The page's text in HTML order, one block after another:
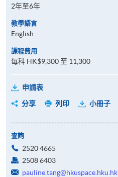
2年至6年
教學語言
English
課程費用
每科 HK$9,300 至 11,300
申請表
分享
列印 小冊子
查詢
2520 4665
2508 6403
pauline.tang@hkuspace.hku.hk